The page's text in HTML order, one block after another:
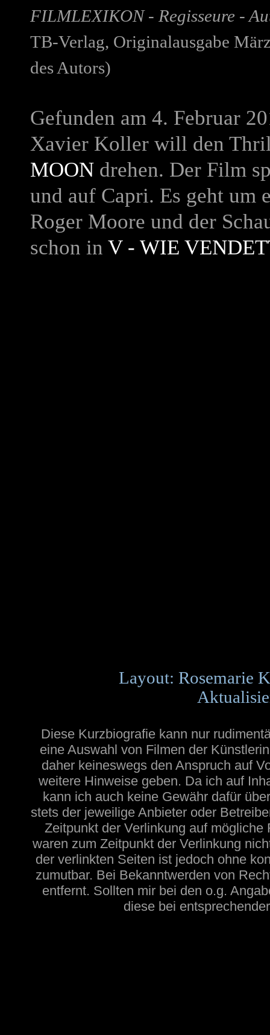
FILMLEXIKON - Regisseure -
TB-Verlag, Originalausgabe
des Autors)
Gefunden am 4. Februar
Xavier Koller will den
MOON drehen. Der Film
und auf Capri. Es geht um
Roger Moore und der
schon in V - WIE
Layout: Rosemarie
Diese Kurzbiografie kann nur
eine Auswahl von Filmen der
daher keineswegs den Anspruch auf
weitere Hinweise geben. Da ich auf
kann ich auch keine Gewähr dafür
stets der jeweilige Anbieter oder
Zeitpunkt der Verlinkung auf
waren zum Zeitpunkt der Verlinkung
der verlinkten Seiten ist jedoch ohne
zumutbar. Bei Bekanntwerden von
entfernt. Sollten mir bei den o.g.
diese bei